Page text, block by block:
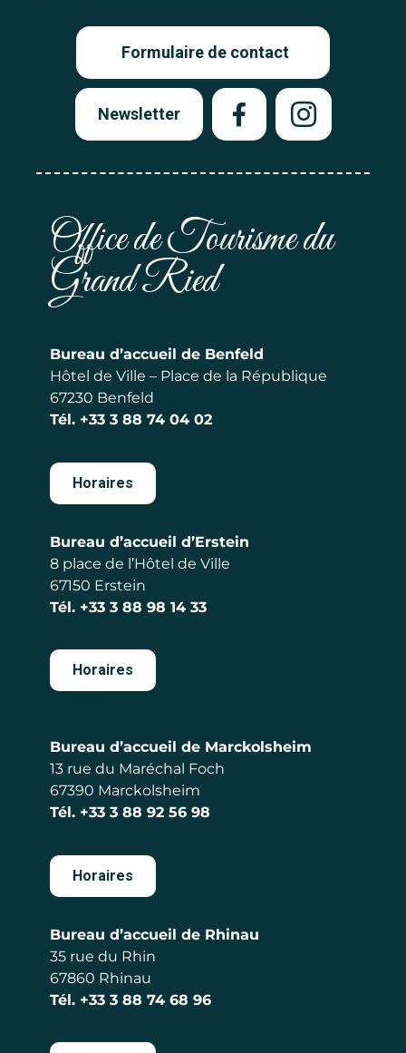
Formulaire de contact
Newsletter
Office de Tourisme du
Grand Ried
Bureau d’accueil de Benfeld
Hôtel de Ville – Place de la République
67230 Benfeld
Tél. +33 3 88 74 04 02
Horaires
Bureau d’accueil d’Erstein
8 place de l’Hôtel de Ville
67150 Erstein
Tél. +33 3 88 98 14 33
Horaires
Bureau d’accueil de Marckolsheim
13 rue du Maréchal Foch
67390 Marckolsheim
Tél. +33 3 88 92 56 98
Horaires
Bureau d’accueil de Rhinau
35 rue du Rhin
67860 Rhinau
Tél. +33 3 88 74 68 96